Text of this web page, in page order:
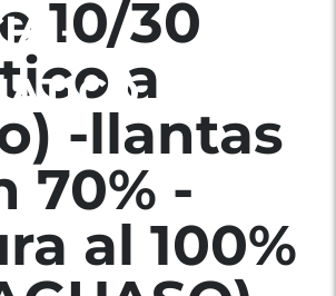
-
10/30
a
-llantas
70% -
al 100%